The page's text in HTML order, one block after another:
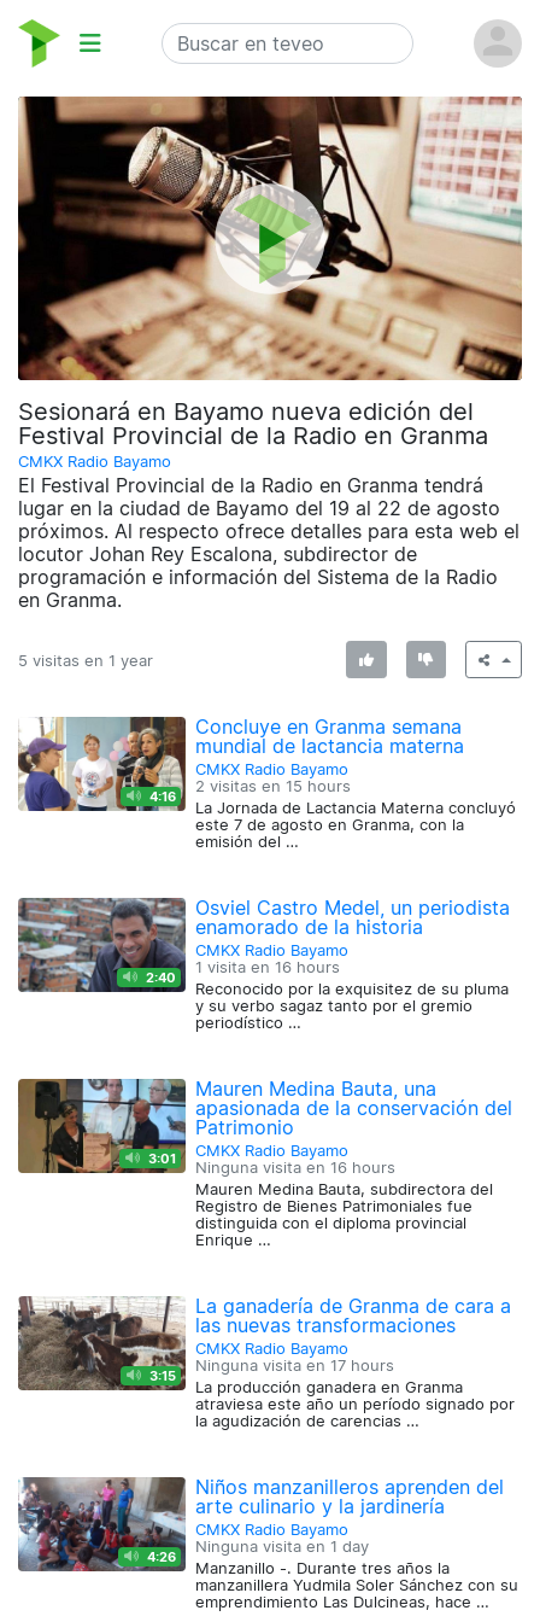
Sesionará en Bayamo nueva edición del
Festival Provincial de la Radio en Granma
CMKX Radio Bayamo
El Festival Provincial de la Radio en Granma tendrá
lugar en la ciudad de Bayamo del 19 al 22 de agosto
próximos. Al respecto ofrece detalles para esta web el
locutor Johan Rey Escalona, subdirector de
programación e información del Sistema de la Radio
en Granma.
5 visitas en 1 year
4:16
Concluye en Granma semana
mundial de lactancia materna
CMKX Radio Bayamo
2 visitas en 15 hours
La Jornada de Lactancia Materna concluyó
este 7 de agosto en Granma, con la
emisión del …
2:40
Osviel Castro Medel, un periodista
enamorado de la historia
CMKX Radio Bayamo
1 visita en 16 hours
Reconocido por la exquisitez de su pluma
y su verbo sagaz tanto por el gremio
periodístico …
3:01
Mauren Medina Bauta, una
apasionada de la conservación del
Patrimonio
CMKX Radio Bayamo
Ninguna visita en 16 hours
Mauren Medina Bauta, subdirectora del
Registro de Bienes Patrimoniales fue
distinguida con el diploma provincial
Enrique …
3:15
La ganadería de Granma de cara a
las nuevas transformaciones
CMKX Radio Bayamo
Ninguna visita en 17 hours
La producción ganadera en Granma
atraviesa este año un período signado por
la agudización de carencias …
4:26
Niños manzanilleros aprenden del
arte culinario y la jardinería
CMKX Radio Bayamo
Ninguna visita en 1 day
Manzanillo -. Durante tres años la
manzanillera Yudmila Soler Sánchez con su
emprendimiento Las Dulcineas, hace …